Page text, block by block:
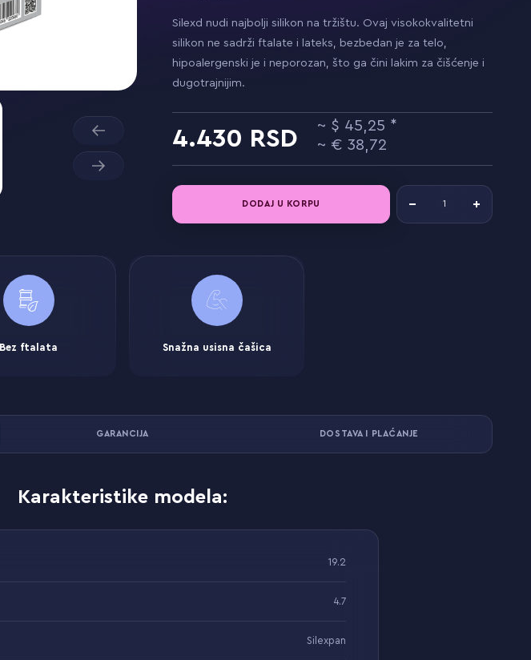
Silexd nudi najbolji silikon na tržištu. Ovaj visokokvalitetni
silikon ne sadrži ftalate i lateks, bezbedan je za telo,
hipoalergenski je i neporozan, što ga čini lakim za čišćenje i
dugotrajnijim.
4.430
45,25
38,72
DODAJ U KORPU
Bez ftalata Snažna usisna čašica
GARANCIJA DOSTAVA I PLAĆANJE
Karakteristike modela:
19.2
4.7
Silexpan